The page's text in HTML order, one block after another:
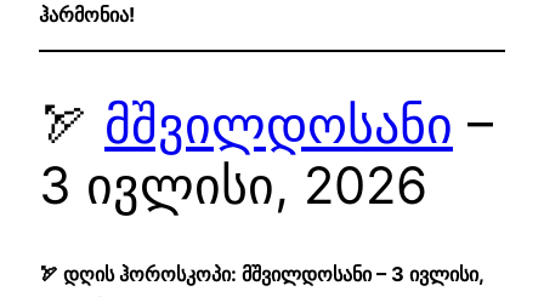
ჰარმონია!
🏹 მშვილდოსანი –
3 ივლისი, 2026
🏹 დღის ჰოროსკოპი: მშვილდოსანი – 3 ივლისი,